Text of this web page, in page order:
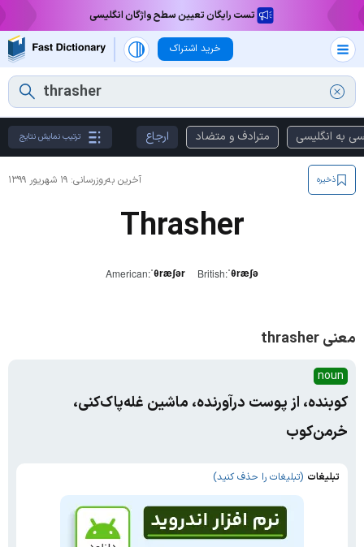
تست رایگان تعیین سطح واژگان انگلیسی
خرید اشتراک
به انگلیسی مترادف و متضاد ارجاع ترتیب نمایش نتایج
آخرین به‌روزرسانی: ۱۹ شهریور ۱۳۹۹ ذخیره
Thrasher
American:ˈθræʃər British:ˈθræʃə
معنی thrasher
noun
کوبنده، از پوست درآورنده، ماشین غله‌پاک‌کنی،
خرمن‌کوب
تبلیغات (تبلیغات را حذف کنید)